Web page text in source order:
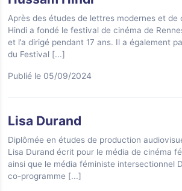
Après des études de lettres modernes et de
Hindi a fondé le festival de cinéma de
et l’a dirigé pendant 17 ans. Il a également
du Festival [...]
Publié le 05/09/2024
Lisa Durand
Diplômée en études de production
Lisa Durand écrit pour le média de cinéma
ainsi que le média féministe intersectionnel
co-programme [...]